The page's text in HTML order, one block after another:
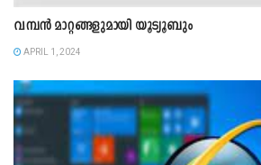
വമ്പന്‍ മാറ്റങ്ങളുമായി യൂട്യൂബും
APRIL 1, 2024